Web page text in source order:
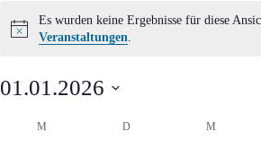
Hinweis
Es wurden keine Ergebnisse für diese
Veranstaltungen.
01.01.2026
Kalender
M DDIENSTAG M